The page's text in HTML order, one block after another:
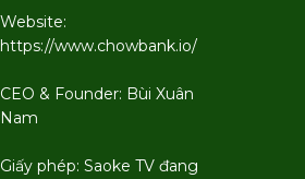
Website:
https://www.chowbank.io/
CEO & Founder: Bùi Xuân
Nam
Giấy phép: Saoke TV đang